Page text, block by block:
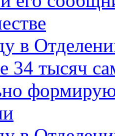
в
34 тысяч